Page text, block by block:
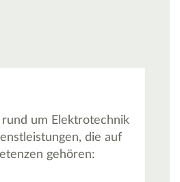
um Elektrotechnik
die auf
gehören: